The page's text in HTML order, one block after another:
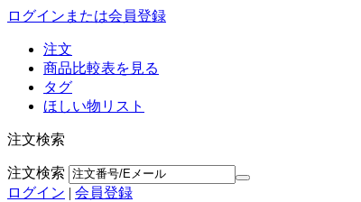
ログインまたは会員登録
注文
商品比較表を見る
タグ
ほしい物リスト
注文検索
注文検索
ログイン | 会員登録